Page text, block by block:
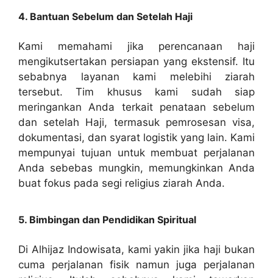
4. Bantuan Sebelum dan Setelah Haji
Kami memahami jika perencanaan haji
mengikutsertakan persiapan yang ekstensif. Itu
sebabnya layanan kami melebihi ziarah
tersebut. Tim khusus kami sudah siap
meringankan Anda terkait penataan sebelum
dan setelah Haji, termasuk pemrosesan visa,
dokumentasi, dan syarat logistik yang lain. Kami
mempunyai tujuan untuk membuat perjalanan
Anda sebebas mungkin, memungkinkan Anda
buat fokus pada segi religius ziarah Anda.
5. Bimbingan dan Pendidikan Spiritual
Di Alhijaz Indowisata, kami yakin jika haji bukan
cuma perjalanan fisik namun juga perjalanan